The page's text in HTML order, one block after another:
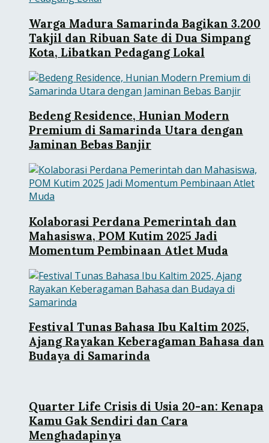
Warga Madura Samarinda Bagikan 3.200
Takjil dan Ribuan Sate di Dua Simpang
Kota, Libatkan Pedagang Lokal
Bedeng Residence, Hunian Modern
Premium di Samarinda Utara dengan
Jaminan Bebas Banjir
Kolaborasi Perdana Pemerintah dan
Mahasiswa, POM Kutim 2025 Jadi
Momentum Pembinaan Atlet Muda
Festival Tunas Bahasa Ibu Kaltim 2025,
Ajang Rayakan Keberagaman Bahasa dan
Budaya di Samarinda
Quarter Life Crisis di Usia 20-an: Kenapa
Kamu Gak Sendiri dan Cara
Menghadapinya